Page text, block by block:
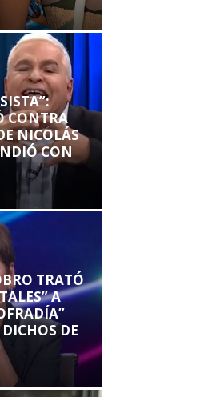
CONTRA
NICOLÁS
CON
TRATÓ
A
DE